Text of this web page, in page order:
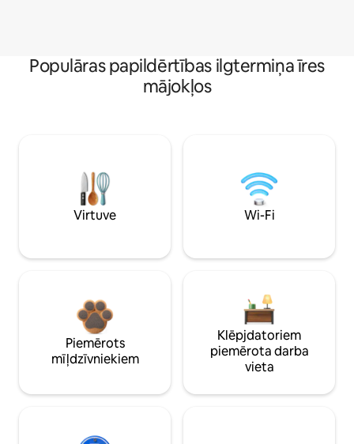
Populāras papildērtības ilgtermiņa īres
mājokļos
Virtuve Wi-Fi
Piemērots
mīļdzīvniekiem
Klēpjdatoriem
piemērota darba
vieta